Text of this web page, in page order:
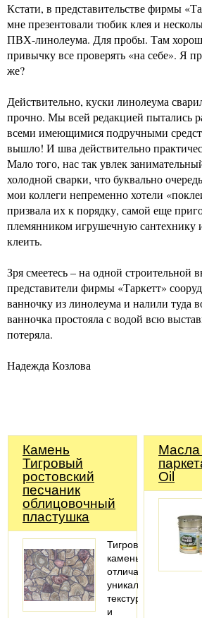
Кстати, в представительстве фирмы
мне презентовали тюбик клея и
ПВХ-линолеума. Для пробы. Там
привычку все проверять «на себе». Я
же?
Действительно, куски линолеума
прочно. Мы всей редакцией пытались
всеми имеющимися подручными
вышло! И шва действительно
Мало того, нас так увлек
холодной сварки, что буквально
мои коллеги непременно хотели
призвала их к порядку, самой еще
племянником игрушечную сантехнику
клеить.
Зря смеетесь – на одной строительной
представители фирмы «Таркетт»
ванночку из линолеума и налили туда
ванночка простояла с водой всю
потеряла.
Надежда Козлова
Камень
Тигровый
ростовский
песчаник
облицовочный
пластушка
Тигровый
камень
отличается
уникальной
текстурой
и
Масла
Oil